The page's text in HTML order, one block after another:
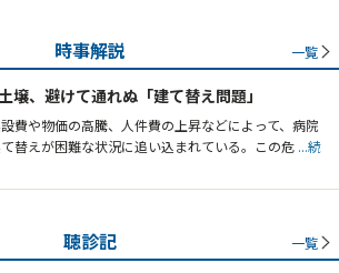
時事解説 一覧
壌、避けて通れぬ「建て替え問題」
費や物価の高騰、人件費の上昇などによって、病院
替えが困難な状況に追い込まれている。この危 ...続
聴診記 一覧